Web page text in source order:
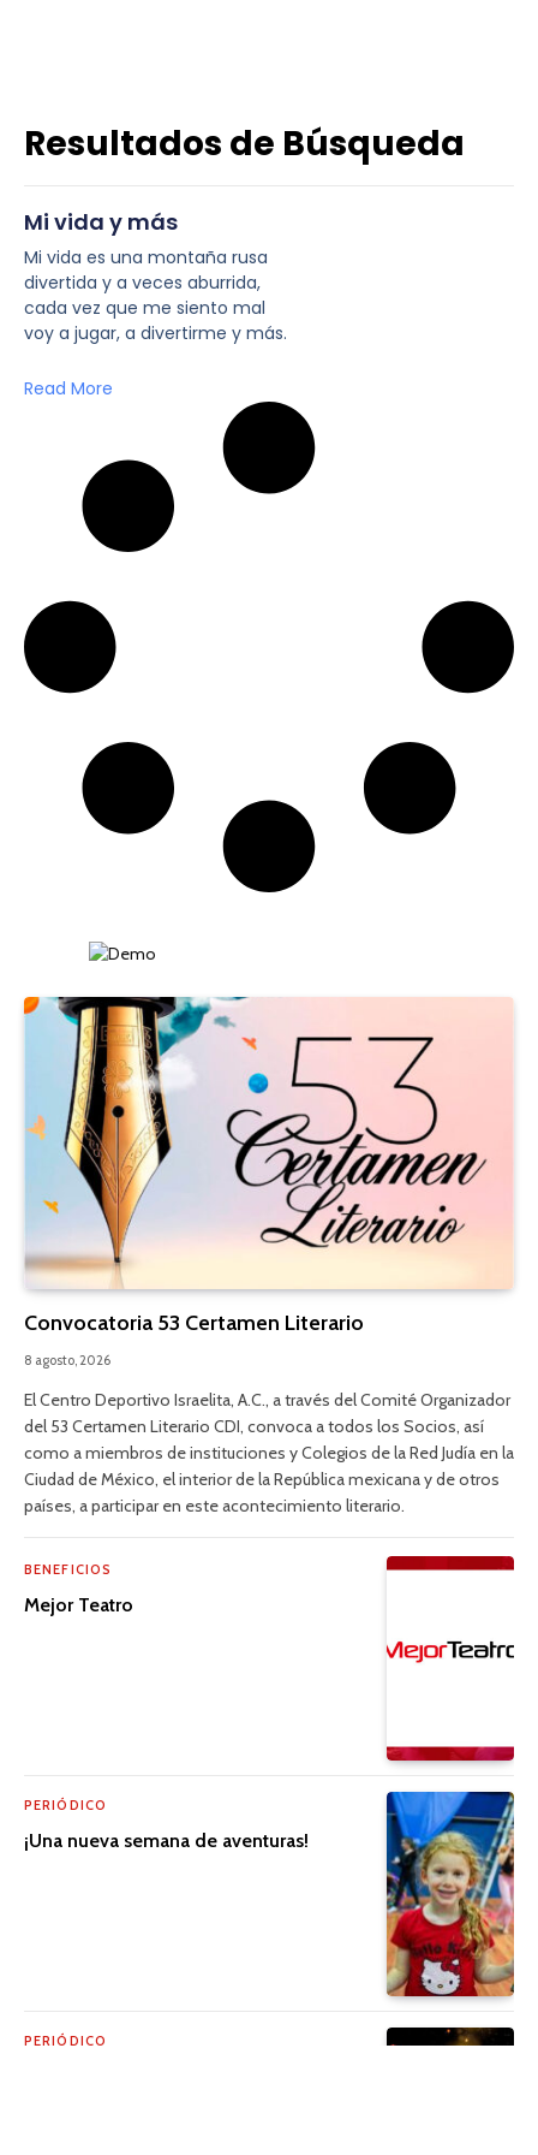
Resultados de Búsqueda
Mi vida y más
Mi vida es una montaña rusa
divertida y a veces aburrida,
cada vez que me siento mal
voy a jugar, a divertirme y más.
Read More
Convocatoria 53 Certamen Literario
8 agosto, 2026
El Centro Deportivo Israelita, A.C., a través del Comité Organizador
del 53 Certamen Literario CDI, convoca a todos los Socios, así
como a miembros de instituciones y Colegios de la Red Judía en la
Ciudad de México, el interior de la República mexicana y de otros
países, a participar en este acontecimiento literario.
BENEFICIOS
Mejor Teatro
PERIÓDICO
¡Una nueva semana de aventuras!
PERIÓDICO